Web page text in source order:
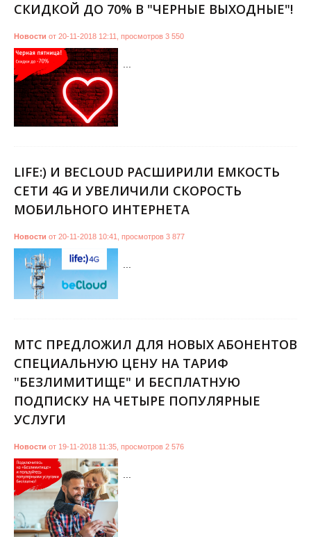
СКИДКОЙ ДО 70% В "ЧЕРНЫЕ ВЫХОДНЫЕ"!
Новости от 20-11-2018 12:11 просмотров 3 550
LIFE:) И BECLOUD РАСШИРИЛИ ЕМКОСТЬ
СЕТИ 4G И УВЕЛИЧИЛИ СКОРОСТЬ
МОБИЛЬНОГО ИНТЕРНЕТА
Новости от 20-11-2018 10:41 просмотров 3 877
МТС ПРЕДЛОЖИЛ ДЛЯ НОВЫХ АБОНЕНТОВ
СПЕЦИАЛЬНУЮ ЦЕНУ НА ТАРИФ
"БЕЗЛИМИТИЩЕ" И БЕСПЛАТНУЮ
ПОДПИСКУ НА ЧЕТЫРЕ ПОПУЛЯРНЫЕ
УСЛУГИ
Новости от 19-11-2018 11:35 просмотров 2 576